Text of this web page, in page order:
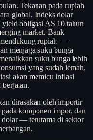
Tekanan pada rupiah
global. Indeks dolar
yield obligasi AS 10 tahun
market. Bank
mendukung rupiah —
menjaga suku bunga
suku bunga lebih
yang sudah lemah,
akan memicu inflasi
berjalan.
dirasakan oleh importir
komponen impor, dan
dolar — terutama di sektor